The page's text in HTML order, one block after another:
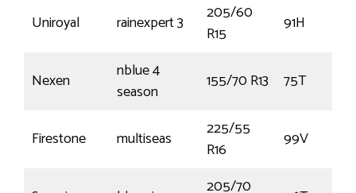
Uniroyal rainexpert 3
205/60
R15
91H
Nexen
nblue 4
season
155/70 R13 75T
Firestone multiseas
225/55
R16
99V
205/70